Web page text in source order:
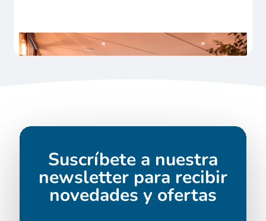
Suscríbete a nuestra
newsletter para recibir
novedades y ofertas